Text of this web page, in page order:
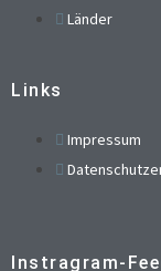
Länder
Links
Impressum
Instragram-